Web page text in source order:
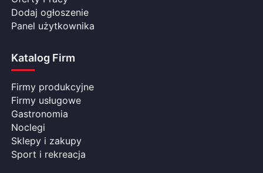
Dodaj ogłoszenie
Panel użytkownika
Katalog Firm
Firmy produkcyjne
Firmy usługowe
Gastronomia
Noclegi
Sklepy i zakupy
Sport i rekreacja